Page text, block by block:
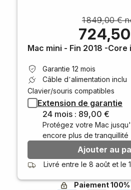
1 849,00 €
Mac mini - Fin 2018 -Core
Garantie 12 mois
Câble d’alimentation inclu
Clavier/souris compatibles
Extension de garantie
24 mois : 89,00 €
Protégez votre Mac
encore plus de tranquillité
Ajouter au
Livré entre le 8 août et le
Paiement